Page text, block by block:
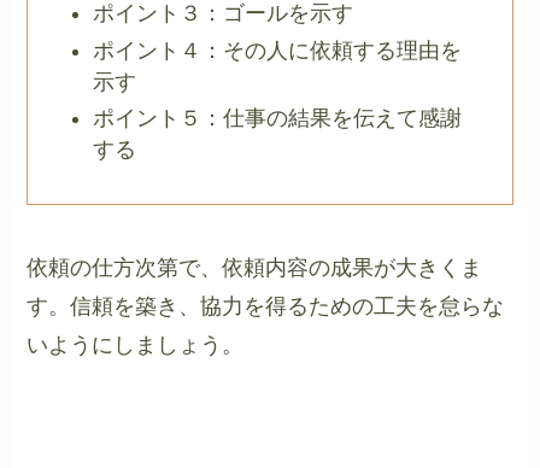
ポイント３：ゴールを示す
ポイント４：その人に依頼する理由を
示す
ポイント５：仕事の結果を伝えて感謝
する
依頼の仕方次第で、依頼内容の成果が大きくま
す。信頼を築き、協力を得るための工夫を怠らな
いようにしましょう。